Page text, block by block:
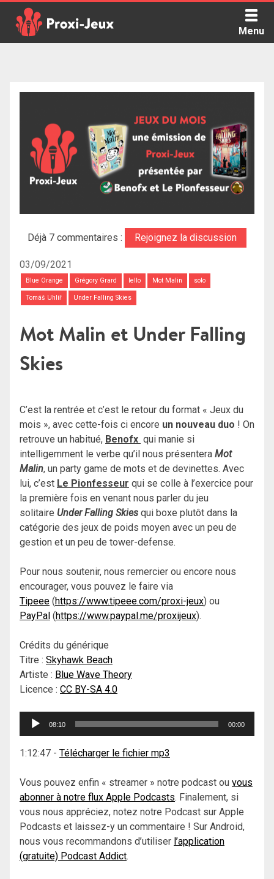
content
Menu
Déjà 7 commentaires : Rejoignez la discussion
03/09/2021
Blue Orange Grégory Grard Iello Mot Malin solo
Tomáš Uhlíř Under Falling Skies
Mot Malin et Under Falling
Skies
C’est la rentrée et c’est le retour du format « Jeux du
mois », avec cette-fois ci encore un nouveau duo ! On
retrouve un habitué, Benofx qui manie si
intelligemment le verbe qu’il nous présentera Mot
Malin, un party game de mots et de devinettes. Avec
lui, c’est Le Pionfesseur qui se colle à l’exercice pour
la première fois en venant nous parler du jeu
solitaire Under Falling Skies qui boxe plutôt dans la
catégorie des jeux de poids moyen avec un peu de
gestion et un peu de tower-defense.
Pour nous soutenir, nous remercier ou encore nous
encourager, vous pouvez le faire via
Tipeee (https://www.tipeee.com/proxi-jeux) ou
PayPal (https://www.paypal.me/proxijeux).
Crédits du générique
Titre : Skyhawk Beach
Artiste : Blue Wave Theory
Licence : CC BY-SA 4.0
Lecteur
08:10 00:00
1:12:47 - Télécharger le fichier mp3
Vous pouvez enfin « streamer » notre podcast ou vous
abonner à notre flux Apple Podcasts. Finalement, si
vous nous appréciez, notez notre Podcast sur Apple
Podcasts et laissez-y un commentaire ! Sur Android,
nous vous recommandons d’utiliser l’application
(gratuite) Podcast Addict.